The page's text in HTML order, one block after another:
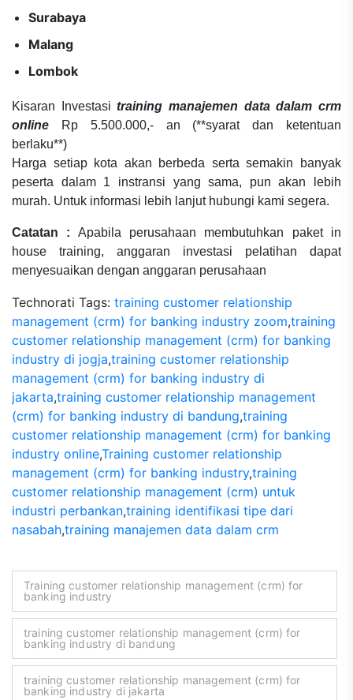
Surabaya
Malang
Lombok
Kisaran Investasi training manajemen data dalam crm
online
Rp 5.500.000,- an (**syarat dan ketentuan
berlaku**)
Harga setiap kota akan berbeda serta semakin banyak
peserta dalam 1 instransi yang sama, pun akan lebih
murah. Untuk informasi lebih lanjut hubungi kami segera.
Catatan : Apabila perusahaan membutuhkan paket in
house training, anggaran investasi pelatihan dapat
menyesuaikan dengan anggaran perusahaan
Technorati Tags: training customer relationship
management (crm) for banking industry zoom,training
customer relationship management (crm) for banking
industry di jogja,training customer relationship
management (crm) for banking industry di
jakarta,training customer relationship management
(crm) for banking industry di bandung,training
customer relationship management (crm) for banking
industry online,Training customer relationship
management (crm) for banking industry,training
customer relationship management (crm) untuk
industri perbankan,training identifikasi tipe dari
nasabah,training manajemen data dalam crm
Training customer relationship management (crm) for
banking industry
training customer relationship management (crm) for
banking industry di bandung
training customer relationship management (crm) for
banking industry di jakarta